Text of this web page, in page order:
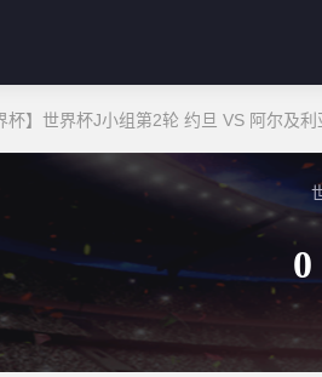
杯】世界杯J小组第2轮 约旦 VS 阿尔及利
0